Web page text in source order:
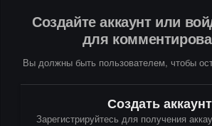
Создайте аккаунт или
для
Вы должны быть пользователем, чтобы
Создать аккаунт
Зарегистрируйтесь для получения